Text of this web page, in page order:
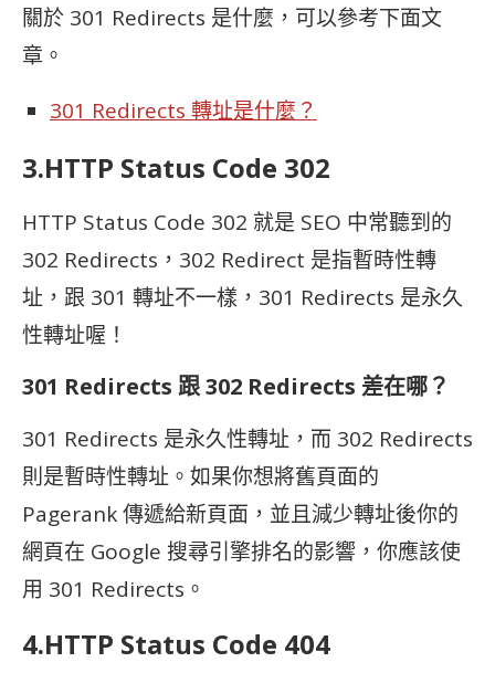
關於 301 Redirects 是什麼，可以參考下面文
章。
301 Redirects 轉址是什麼？
3.HTTP Status Code 302
HTTP Status Code 302 就是 SEO 中常聽到的
302 Redirects，302 Redirect 是指暫時性轉
址，跟 301 轉址不一樣，301 Redirects 是永久
性轉址喔！
301 Redirects 跟 302 Redirects 差在哪？
301 Redirects 是永久性轉址，而 302 Redirects
則是暫時性轉址。如果你想將舊頁面的
Pagerank 傳遞給新頁面，並且減少轉址後你的
網頁在 Google 搜尋引擎排名的影響，你應該使
用 301 Redirects。
4.HTTP Status Code 404